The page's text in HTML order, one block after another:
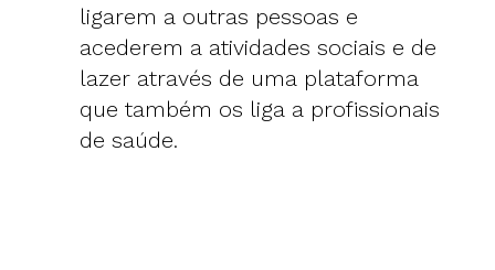
ligarem a outras pessoas e
acederem a atividades sociais e de
lazer através de uma plataforma
que também os liga a profissionais
de saúde.